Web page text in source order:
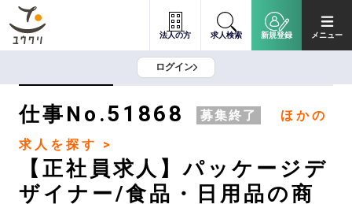
法人の方 求人検索 新規登録 メニュー
ログイン
仕事No.51868 募集終了
ほかの
求人を探す >
【正社員求人】パッケージデ
ザイナー/食品・日用品の商